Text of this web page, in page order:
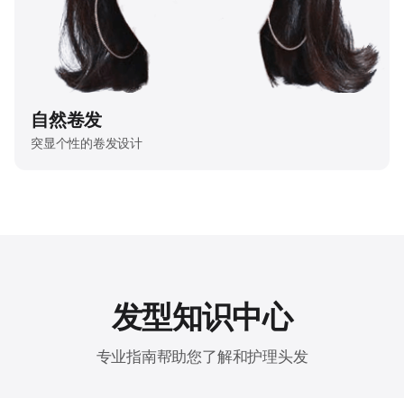
自然卷发
突显个性的卷发设计
发型知识中心
专业指南帮助您了解和护理头发